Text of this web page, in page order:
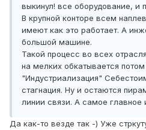
выкинул! все оборудование, и
В крупной конторе всем
имеют как это работает. А
большой машине.
Такой процесс во всех
на мелких обкатывается
"Индустриализация"
стагнация. Ну и остаются
линии связи. А самое
Да как-то везде так -) Уже